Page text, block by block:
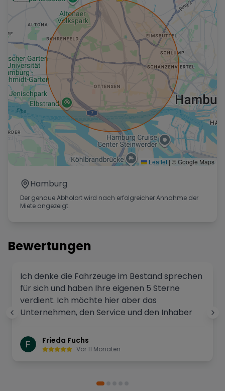
Leaflet | © Google Maps
Hamburg
Der genaue Abholort wird nach erfolgreicher Annahme der
Miete angezeigt.
Bewertungen
Ich denke die Fahrzeuge im Bestand sprechen
für sich und haben Ihre eigenen 5 Sterne
verdient. Ich möchte hier aber das
Unternehmen, den Service und den Inhaber
Freundlichkeit besonders hervorheben darf.
Also mehr als verdiente 5 Sterne. Wir kommen
Frieda Fuchs
Vor 11 Monaten